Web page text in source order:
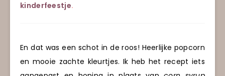
kinderfeestje.
En dat was een schot in de roos! Heerlijke popcorn
en mooie zachte kleurtjes. Ik heb het recept iets